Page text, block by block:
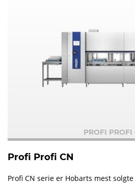
PROFI PROFI
Profi Profi CN
Profi CN serie er Hobarts mest